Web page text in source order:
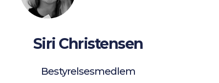
Siri Christensen
Bestyrelsesmedlem